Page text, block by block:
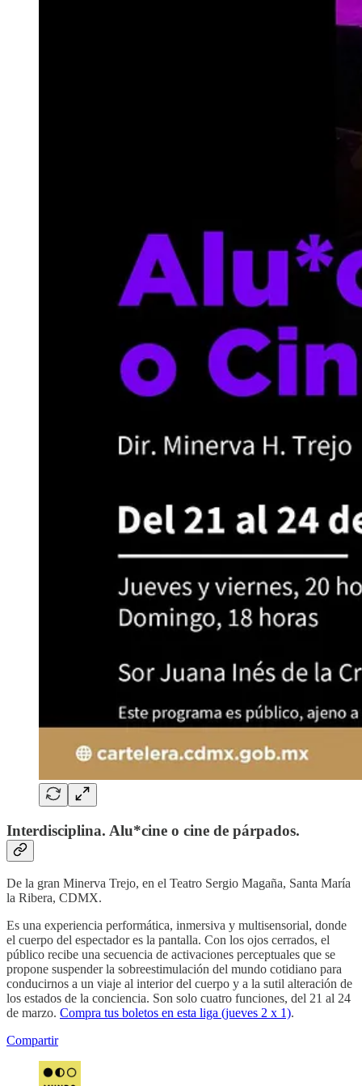
Interdisciplina. Alu*cine o cine de párpados.
De la gran Minerva Trejo, en el Teatro Sergio Magaña, Santa María
la Ribera, CDMX.
Es una experiencia performática, inmersiva y multisensorial, donde
el cuerpo del espectador es la pantalla. Con los ojos cerrados, el
público recibe una secuencia de activaciones perceptuales que se
propone suspender la sobreestimulación del mundo cotidiano para
conducirnos a un viaje al interior del cuerpo y a la sutil alteración de
los estados de la conciencia. Son solo cuatro funciones, del 21 al 24
de marzo. Compra tus boletos en esta liga (jueves 2 x 1).
Compartir